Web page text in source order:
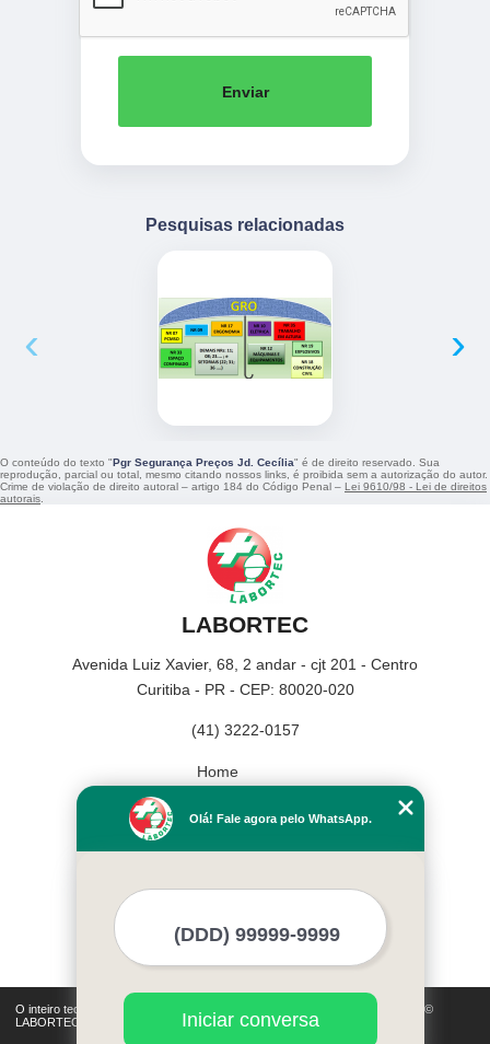
Enviar
Pesquisas relacionadas
‹ ›
O conteúdo do texto "Pgr Segurança Preços Jd. Cecília" é de direito reservado. Sua
reprodução, parcial ou total, mesmo citando nossos links, é proibida sem a autorização do autor.
Crime de violação de direito autoral – artigo 184 do Código Penal – Lei 9610/98 - Lei de direitos
autorais
LABORTEC
Avenida Luiz Xavier, 68, 2 andar - cjt 201 - Centro
Curitiba - PR - CEP: 80020-020
(41) 3222-0157
Home
Missão
Serviços
Mais Serviços
O inteiro teor deste site está sujeito à proteção de direitos autorais. Copyright©
LABORTEC (Lei 9610 de 19/02/1998)
Olá! Fale agora pelo WhatsApp.
Iniciar conversa